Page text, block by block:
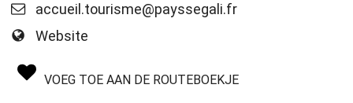
accueil.tourisme@payssegali.fr
Website
VOEG TOE AAN DE ROUTEBOEKJE